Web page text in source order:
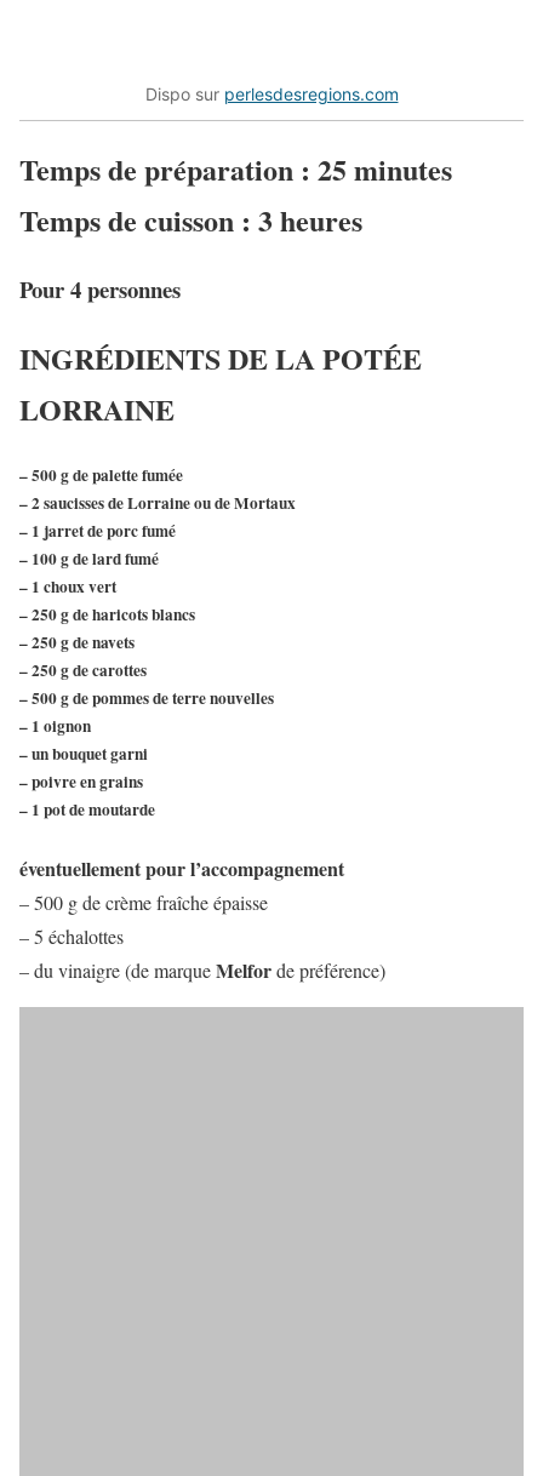
Dispo sur perlesdesregions.com
Temps de préparation : 25 minutes
Temps de cuisson : 3 heures
Pour 4 personnes
INGRÉDIENTS DE LA POTÉE
LORRAINE
– 500 g de palette fumée
– 2 saucisses de Lorraine ou de Mortaux
– 1 jarret de porc fumé
– 100 g de lard fumé
– 1 choux vert
– 250 g de haricots blancs
– 250 g de navets
– 250 g de carottes
– 500 g de pommes de terre nouvelles
– 1 oignon
– un bouquet garni
– poivre en grains
– 1 pot de moutarde
éventuellement pour l’accompagnement
– 500 g de crème fraîche épaisse
– 5 échalottes
– du vinaigre (de marqueMelforde préférence)